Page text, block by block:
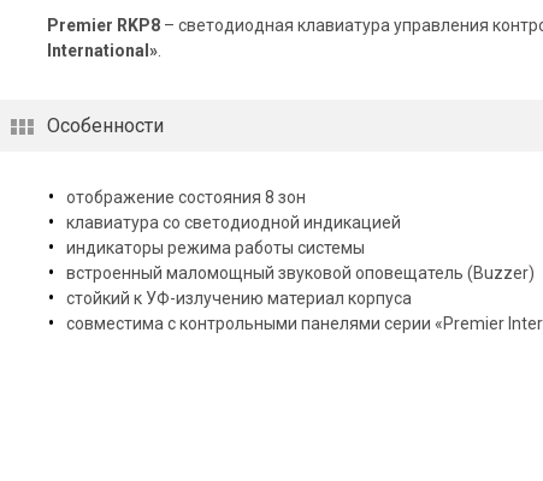
Premier RKP8– светодиодная клавиатура управления
International».
Особенности
отображение состояния 8 зон
клавиатура со светодиодной индикацией
индикаторы режима работы системы
встроенный маломощный звуковой оповещатель (Buzzer)
стойкий к УФ-излучению материал корпуса
совместима с контрольными панелями серии «Premier